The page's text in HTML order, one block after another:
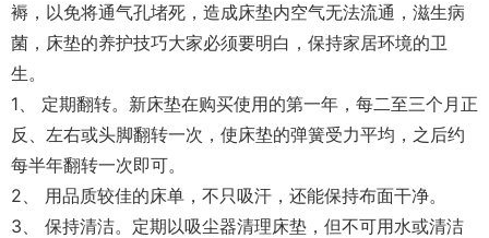
褥，以免将通气孔堵死，造成床垫内空气无法流通，滋生病
菌，床垫的养护技巧大家必须要明白，保持家居环境的卫
生。
1、 定期翻转。新床垫在购买使用的第一年，每二至三个月正
反、左右或头脚翻转一次，使床垫的弹簧受力平均，之后约
每半年翻转一次即可。
2、 用品质较佳的床单，不只吸汗，还能保持布面干净。
3、 保持清洁。定期以吸尘器清理床垫，但不可用水或清洁